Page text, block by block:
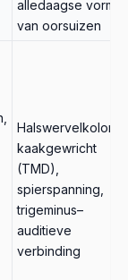
alledaagse vorm
van oorsuizen
Halswervelkolom,
kaakgewricht
(TMD),
spierspanning,
trigeminus–
auditieve
verbinding